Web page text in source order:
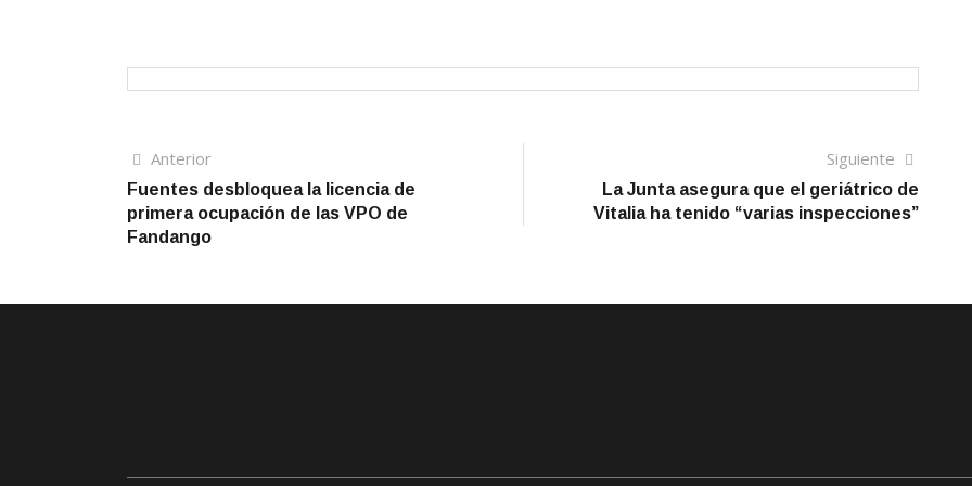
Navegación
de
entradas
AnteriorArtículo
anterior
Fuentes desbloquea la licencia de
primera ocupación de las VPO de
Fandango
Siguiente
La Junta asegura que el geriátrico de
Vitalia ha tenido “varias inspecciones”